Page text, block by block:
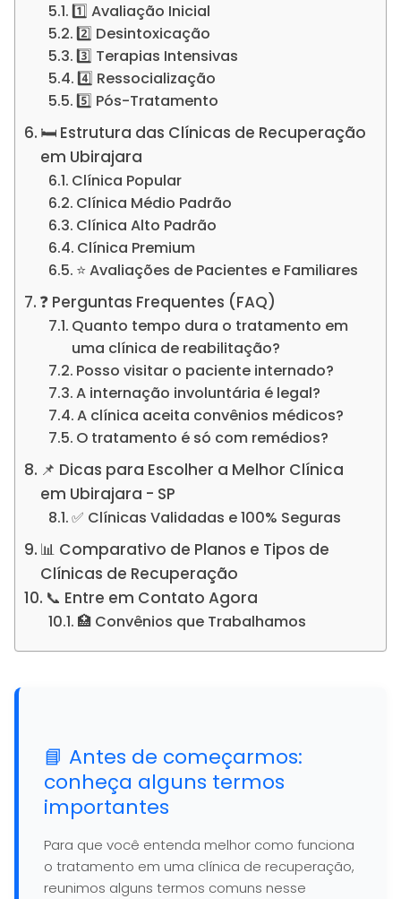
1️⃣ Avaliação Inicial
2️⃣ Desintoxicação
3️⃣ Terapias Intensivas
4️⃣ Ressocialização
5️⃣ Pós-Tratamento
🛏️ Estrutura das Clínicas de Recuperação
em Ubirajara
Clínica Popular
Clínica Médio Padrão
Clínica Alto Padrão
Clínica Premium
⭐ Avaliações de Pacientes e Familiares
❓ Perguntas Frequentes (FAQ)
Quanto tempo dura o tratamento em
uma clínica de reabilitação?
Posso visitar o paciente internado?
A internação involuntária é legal?
A clínica aceita convênios médicos?
O tratamento é só com remédios?
📌 Dicas para Escolher a Melhor Clínica
em Ubirajara - SP
✅ Clínicas Validadas e 100% Seguras
📊 Comparativo de Planos e Tipos de
Clínicas de Recuperação
📞 Entre em Contato Agora
🏥 Convênios que Trabalhamos
📘 Antes de começarmos:
conheça alguns termos
importantes
Para que você entenda melhor como funciona
o tratamento em uma clínica de recuperação,
reunimos alguns termos comuns nesse